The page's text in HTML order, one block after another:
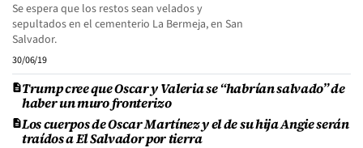
Se espera que los restos sean velados y
sepultados en el cementerio La Bermeja, en San
Salvador.
30/06/19
Trump cree que Oscar y Valeria se “habrían salvado” de
haber un muro fronterizo
Los cuerpos de Oscar Martínez y el de su hija Angie serán
traídos a El Salvador por tierra